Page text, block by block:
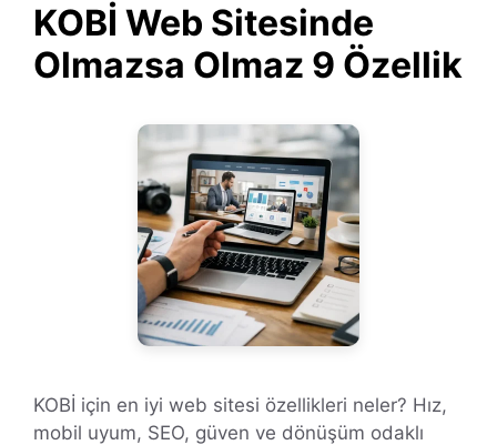
KOBİ Web Sitesinde
Olmazsa Olmaz 9 Özellik
KOBİ için en iyi web sitesi özellikleri neler? Hız,
mobil uyum, SEO, güven ve dönüşüm odaklı